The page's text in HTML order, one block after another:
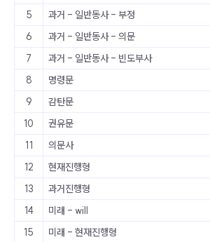
5
과거 - 일반동사 - 부정
6
과거 - 일반동사 - 의문
7
과거 - 일반동사 - 빈도부사
8
명령문
9
감탄문
10
권유문
11
의문사
12
현재진행형
13
과거진행형
14
미래 - will
15
미래 - 현재진행형